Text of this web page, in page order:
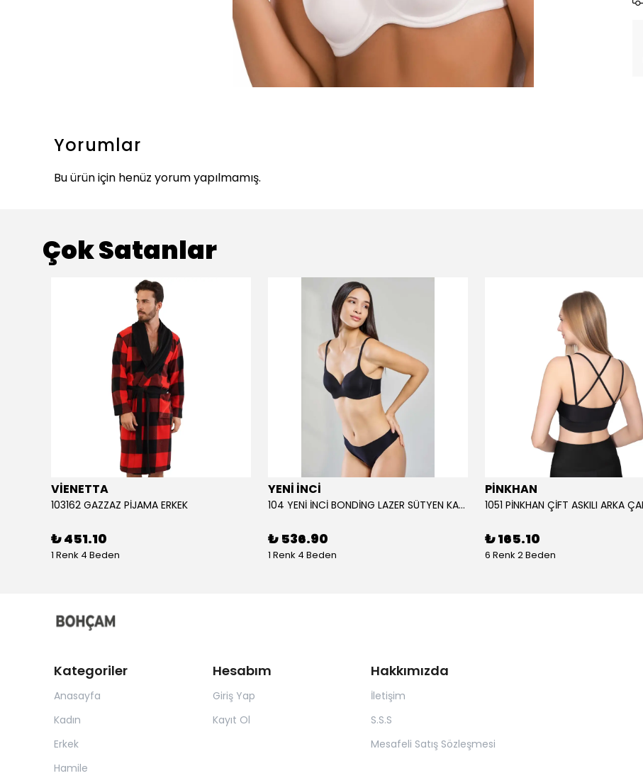
Yorumlar
Bu ürün için henüz yorum yapılmamış.
Çok Satanlar
VİENETTA
103162 GAZZAZ PİJAMA ERKEK
₺ 451.10
1 Renk 4 Beden
YENİ İNCİ
104 YENİ İNCİ BONDİNG LAZER SÜTYEN KADIN
₺ 536.90
1 Renk 4 Beden
PİNKHAN
₺ 165.10
6 Renk 2 Beden
Kategoriler
Anasayfa
Kadın
Erkek
Hamile
Hesabım
Giriş Yap
Kayıt Ol
Hakkımızda
İletişim
S.S.S
Mesafeli Satış Sözleşmesi